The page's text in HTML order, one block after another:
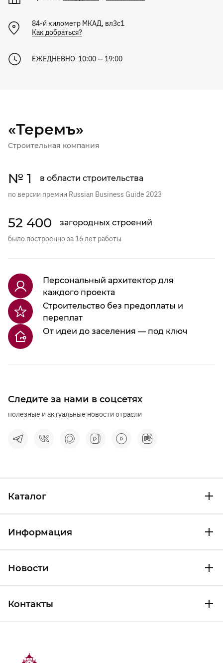
84-й километр МКАД, вл3с1
Как добраться?
ЕЖЕДНЕВНО 10:00 — 19:00
«Теремъ»
Строительная компания
№ 1 в области строительства
по версии премии Russian Business Guide 2023
52 400 загородных строений
было построенно за 16 лет работы
Следите за нами в соцсетях
полезные и актуальные новости отрасли
Персональный архитектор для
каждого проекта
Строительство без предоплаты и
переплат
От идеи до заселения — под ключ
Каталог
Информация
Новости
Контакты